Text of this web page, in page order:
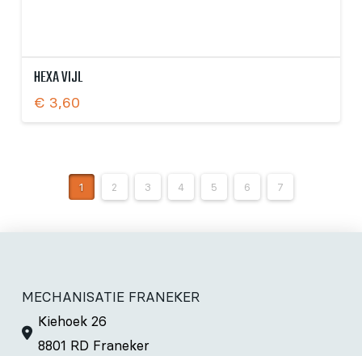
HEXA VIJL
€ 3,60
1 2 3 4 5 6 7
MECHANISATIE FRANEKER
Kiehoek 26
8801 RD Franeker